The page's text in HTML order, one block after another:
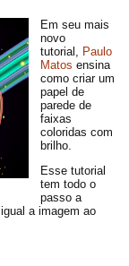
Em seu mais
novo
tutorial, Paulo
Matos ensina
como criar um
papel de
parede de
faixas
coloridas com
brilho.
Esse tutorial
tem todo o
passo a
a imagem ao